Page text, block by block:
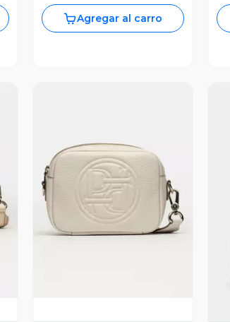
Agregar al carro
Vista Previa